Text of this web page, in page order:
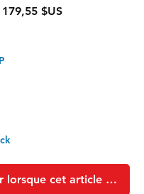
179,55 $USPrix
lorsque cet article est